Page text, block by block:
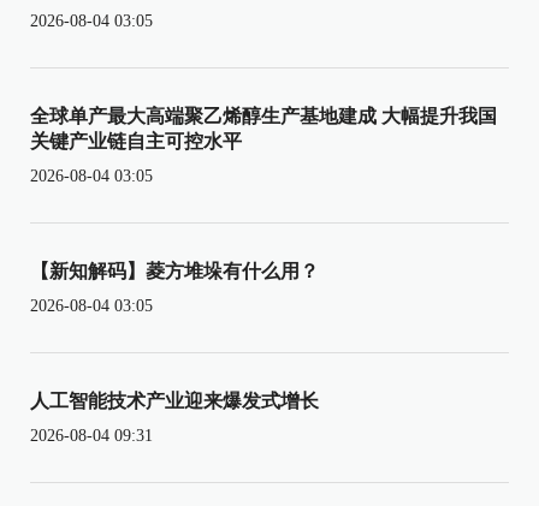
2026-08-04 03:05
全球单产最大高端聚乙烯醇生产基地建成 大幅提升我国
关键产业链自主可控水平
2026-08-04 03:05
【新知解码】菱方堆垛有什么用？
2026-08-04 03:05
人工智能技术产业迎来爆发式增长
2026-08-04 09:31